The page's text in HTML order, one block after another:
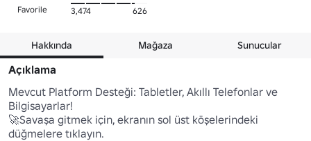
Favorile 3,474 626
Hakkında Mağaza Sunucular
Açıklama
Mevcut Platform Desteği: Tabletler, Akıllı Telefonlar ve
Bilgisayarlar!
🚀Savaşa gitmek için, ekranın sol üst köşelerindeki
düğmelere tıklayın.